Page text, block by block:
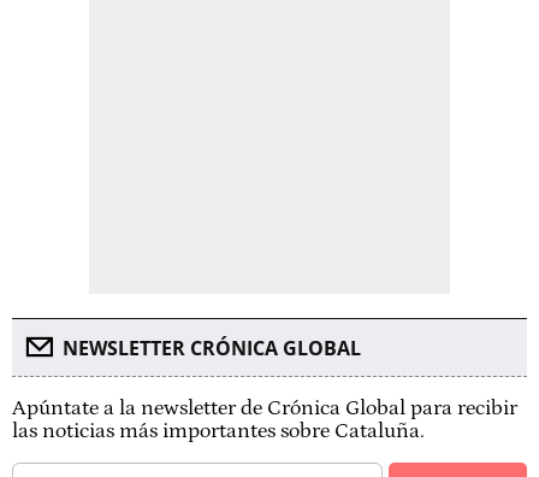
NEWSLETTER CRÓNICA GLOBAL
Apúntate a la newsletter de Crónica Global para recibir
las noticias más importantes sobre Cataluña.